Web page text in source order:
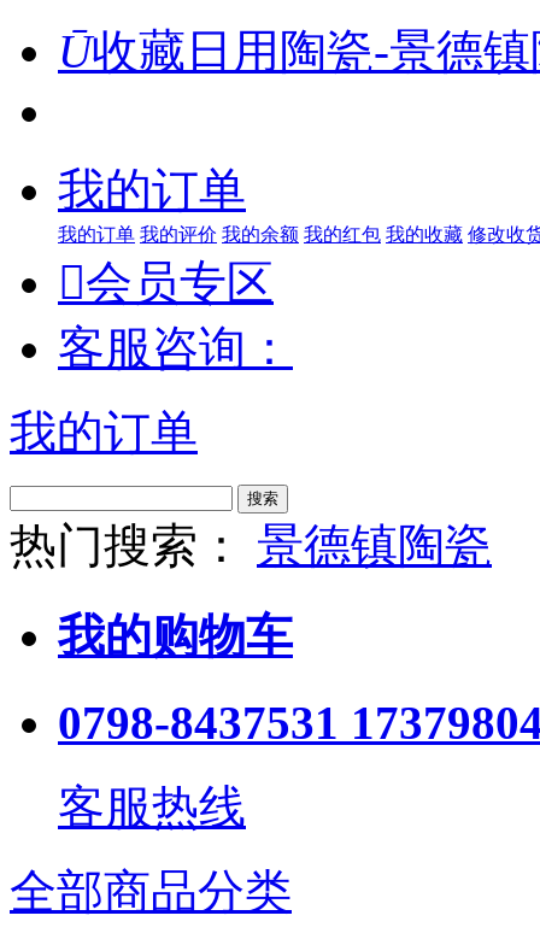
Ū收藏日用陶瓷-景德
我的订单
我的订单 我的评价 我的余额 我的红包 我的收藏 修改收
会员专区
客服咨询：
我的订单
搜索
热门搜索：
景德镇陶瓷
我的购物车
0798-8437531
客服热线
全部商品分类